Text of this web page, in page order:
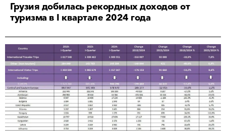
Грузия добилась рекордных доходов от
туризма в I квартале 2024 года